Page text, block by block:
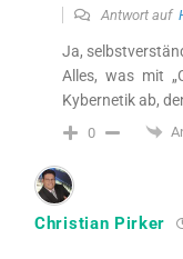
Antwort auf
Ja,
Alles, was mit
Kybernetik ab,
0
Christian Pirker